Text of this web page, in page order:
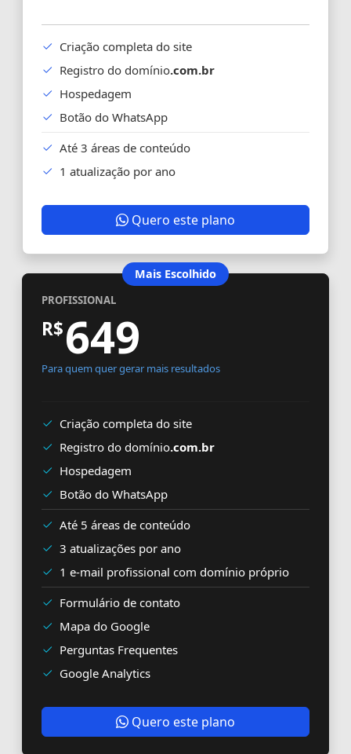
Criação completa do site
Registro do domínio.com.br
Hospedagem
Botão do WhatsApp
Até 3 áreas de conteúdo
1 atualização por ano
Quero este plano
Mais Escolhido
PROFISSIONAL
R$649
Para quem quer gerar mais resultados
Criação completa do site
Registro do domínio.com.br
Hospedagem
Botão do WhatsApp
Até 5 áreas de conteúdo
3 atualizações por ano
1 e-mail profissional com domínio próprio
Formulário de contato
Mapa do Google
Perguntas Frequentes
Google Analytics
Quero este plano